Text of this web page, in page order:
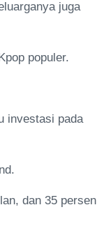
juga
populer.
investasi pada
dan 35 persen